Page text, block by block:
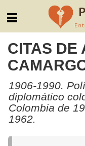
CITAS DE
1906-1990.
diplomático
Colombia de
1962.